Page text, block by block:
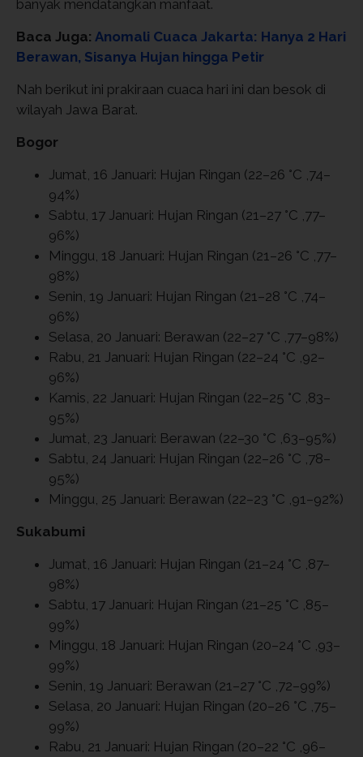
banyak mendatangkan manfaat.
Baca Juga: Anomali Cuaca Jakarta: Hanya 2 Hari
Berawan, Sisanya Hujan hingga Petir
Nah berikut ini prakiraan cuaca hari ini dan besok di
wilayah Jawa Barat.
Bogor
Jumat, 16 Januari: Hujan Ringan (22–26 °C ,74–
94%)
Sabtu, 17 Januari: Hujan Ringan (21–27 °C ,77–
96%)
Minggu, 18 Januari: Hujan Ringan (21–26 °C ,77–
98%)
Senin, 19 Januari: Hujan Ringan (21–28 °C ,74–
96%)
Selasa, 20 Januari: Berawan (22–27 °C ,77–98%)
Rabu, 21 Januari: Hujan Ringan (22–24 °C ,92–
96%)
Kamis, 22 Januari: Hujan Ringan (22–25 °C ,83–
95%)
Jumat, 23 Januari: Berawan (22–30 °C ,63–95%)
Sabtu, 24 Januari: Hujan Ringan (22–26 °C ,78–
95%)
Minggu, 25 Januari: Berawan (22–23 °C ,91–92%)
Sukabumi
Jumat, 16 Januari: Hujan Ringan (21–24 °C ,87–
98%)
Sabtu, 17 Januari: Hujan Ringan (21–25 °C ,85–
99%)
Minggu, 18 Januari: Hujan Ringan (20–24 °C ,93–
99%)
Senin, 19 Januari: Berawan (21–27 °C ,72–99%)
Selasa, 20 Januari: Hujan Ringan (20–26 °C ,75–
99%)
Rabu, 21 Januari: Hujan Ringan (20–22 °C ,96–